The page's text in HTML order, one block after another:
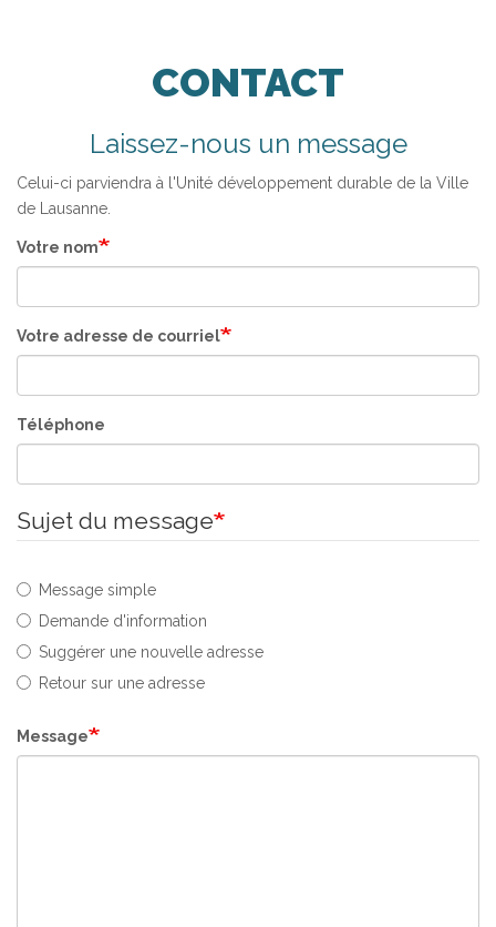
CONTACT
Laissez-nous un message
Celui-ci parviendra à l'Unité développement durable de la Ville
de Lausanne.
Votre nom
Votre adresse de courriel
Téléphone
Sujet du message
Message simple
Demande d'information
Suggérer une nouvelle adresse
Retour sur une adresse
Message